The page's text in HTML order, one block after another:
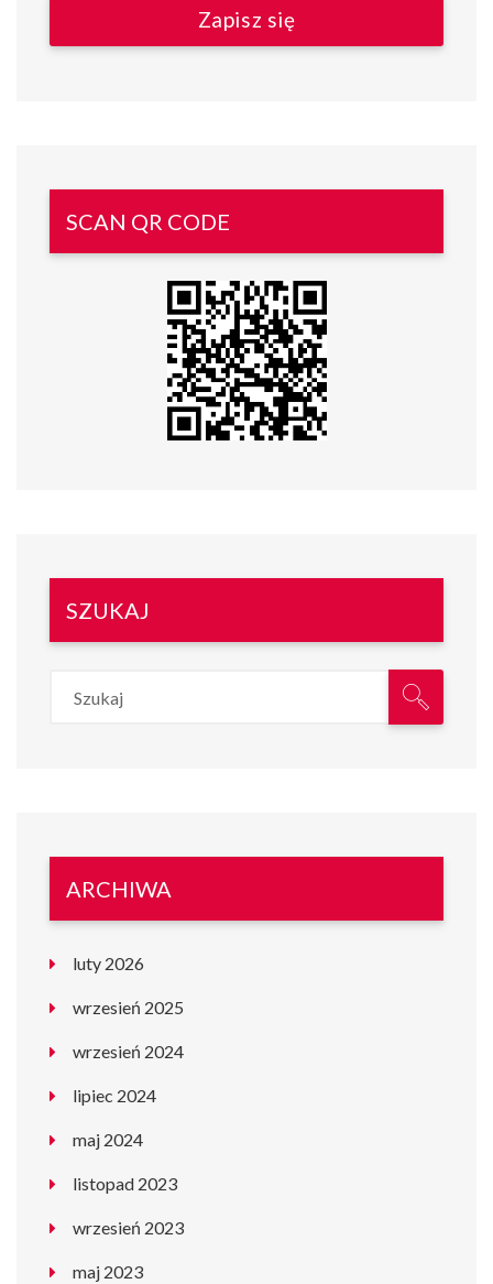
SCAN QR CODE
SZUKAJ
ARCHIWA
luty 2026
wrzesień 2025
wrzesień 2024
lipiec 2024
maj 2024
listopad 2023
wrzesień 2023
maj 2023